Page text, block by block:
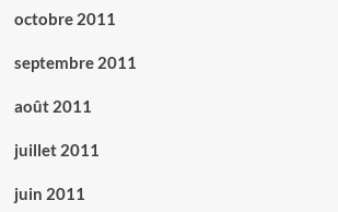
octobre 2011
septembre 2011
août 2011
juillet 2011
juin 2011